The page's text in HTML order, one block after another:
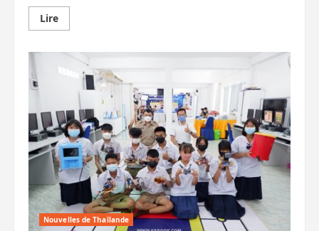
LireEn
savoir
bilan
l’incendie
Ladprao
atteint
37
morts.
79
établissements
fermés
après
inspection
Nouvelles de Thaïlande